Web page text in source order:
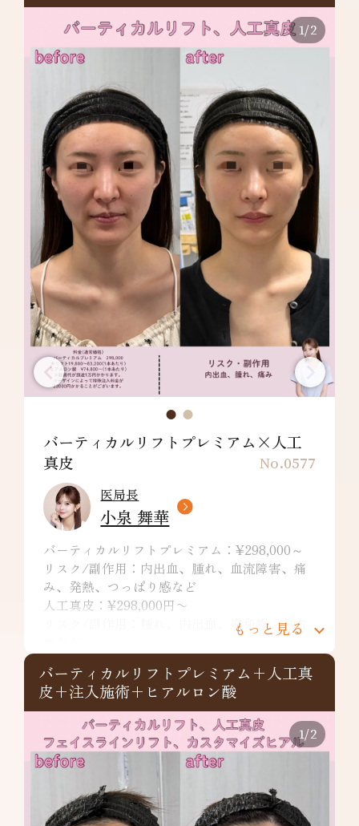
1/2
No.0577
バーティカルリフトプレミアム×人工
真皮
医局長
小泉 舞華
バーティカルリフトプレミアム：¥298,000～
リスク/副作用：内出血、腫れ、血流障害、痛
み、発熱、つっぱり感など
人工真皮：¥298,000円〜
リスク/副作用：腫れ、内出血、違和感、左右
もっと見る
バーティカルリフトプレミアム+人工真
皮+注入施術+ヒアルロン酸
1/2